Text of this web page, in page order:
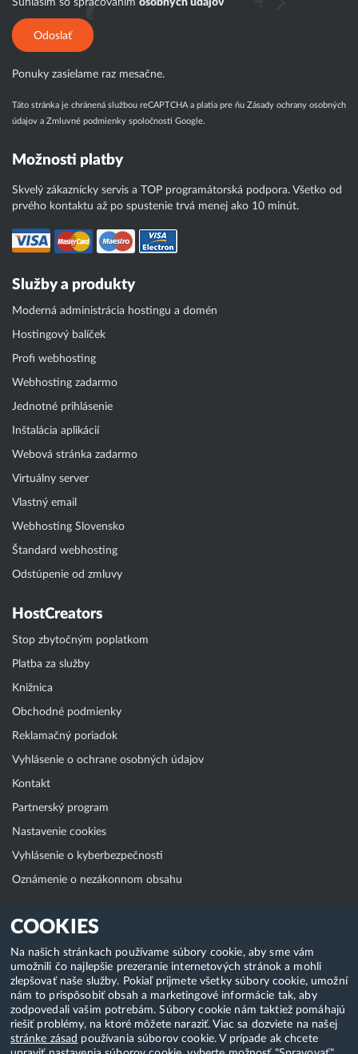
COOKIES
Na našich stránkach používame súbory cookie, aby sme vám
umožnili čo najlepšie prezeranie internetových stránok a mohli
zlepšovať naše služby. Pokiaľ prijmete všetky súbory cookie, umožní
nám to prispôsobiť obsah a marketingové informácie tak, aby
zodpovedali vašim potrebám. Súbory cookie nám taktiež pomáhajú
riešiť problémy, na ktoré môžete naraziť. Viac sa dozviete na našej
stránke zásad používania súborov cookie. V prípade ak chcete
Súhlasím so spracovaním osobných údajov
Odoslať
Ponuky zasielame raz mesačne.
Táto stránka je chránená službou reCAPTCHA a platia pre ňu Zásady ochrany osobných
údajov a Zmluvné podmienky spoločnosti Google.
Možnosti platby
Skvelý zákaznícky servis a TOP programátorská podpora. Všetko od
prvého kontaktu až po spustenie trvá menej ako 10 minút.
Služby a produkty
Moderná administrácia hostingu a domén
Hostingový balíček
Profi webhosting
Webhosting zadarmo
Jednotné prihlásenie
Inštalácia aplikácií
Webová stránka zadarmo
Virtuálny server
Vlastný email
Webhosting Slovensko
Štandard webhosting
Odstúpenie od zmluvy
HostCreators
Stop zbytočným poplatkom
Platba za služby
Knižnica
Obchodné podmienky
Reklamačný poriadok
Vyhlásenie o ochrane osobných údajov
Kontakt
Partnerský program
Nastavenie cookies
Vyhlásenie o kyberbezpečnosti
Oznámenie o nezákonnom obsahu
Klientská zóna
WebAdmin
WebMail
Zmena hesla (E-mail, FTP, SSH)
Webhosting
Domény